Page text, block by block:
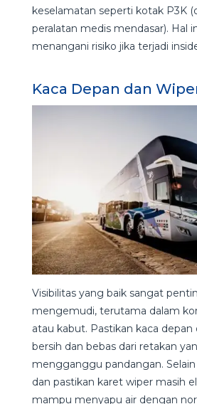
keselamatan seperti kotak P3K
peralatan medis mendasar). Hal
menangani risiko jika terjadi
Kaca Depan dan
Visibilitas yang baik sangat
mengemudi, terutama dalam
atau kabut. Pastikan kaca depan
bersih dan bebas dari retakan
mengganggu pandangan.
dan pastikan karet wiper masih
mampu menyapu air dengan